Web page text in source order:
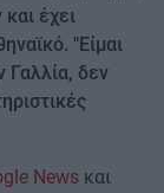
έχει
"Είμαι
δεν
News και